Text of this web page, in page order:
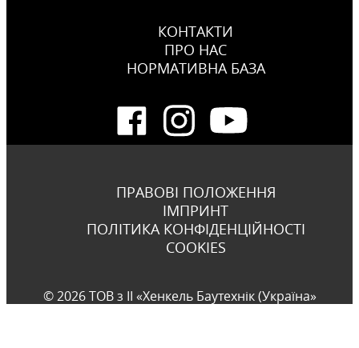
КОНТАКТИ
ПРО НАС
НОРМАТИВНА БАЗА
ПРАВОВІ ПОЛОЖЕННЯ
ІМПРИНТ
ПОЛІТИКА КОНФІДЕНЦІЙНОСТІ
COOKIES
© 2026 ТОВ з ІІ «Хенкель Баутехнік (Україна»